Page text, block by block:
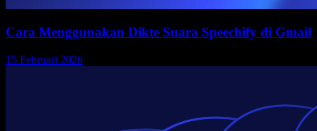
Cara Menggunakan Dikte Suara Speechify di Gmail
15 Februari 2026